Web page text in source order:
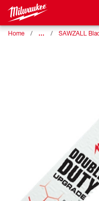
Home … SAWZALL